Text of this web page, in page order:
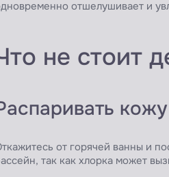
отшелушивает и
не стоит
кожу
от горячей ванны и
так как хлорка может